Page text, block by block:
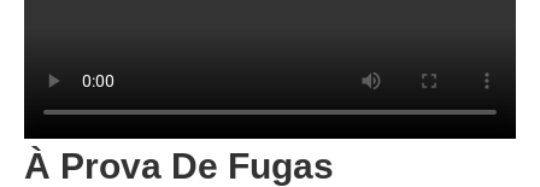
À Prova De Fugas